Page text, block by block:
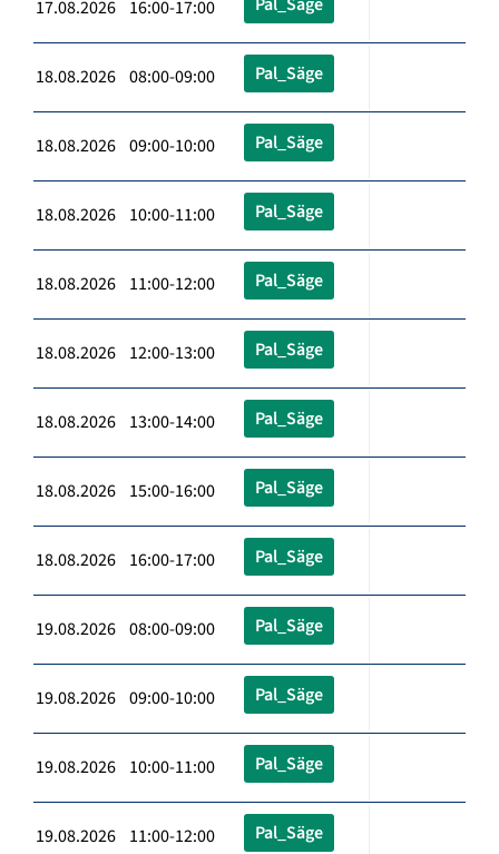
17.08.2026 16:00-17:00
18.08.2026 08:00-09:00 Pal_Säge
18.08.2026 09:00-10:00 Pal_Säge
18.08.2026 10:00-11:00 Pal_Säge
18.08.2026 11:00-12:00 Pal_Säge
18.08.2026 12:00-13:00 Pal_Säge
18.08.2026 13:00-14:00 Pal_Säge
18.08.2026 15:00-16:00 Pal_Säge
18.08.2026 16:00-17:00 Pal_Säge
19.08.2026 08:00-09:00 Pal_Säge
19.08.2026 09:00-10:00 Pal_Säge
19.08.2026 10:00-11:00 Pal_Säge
19.08.2026 11:00-12:00 Pal_Säge